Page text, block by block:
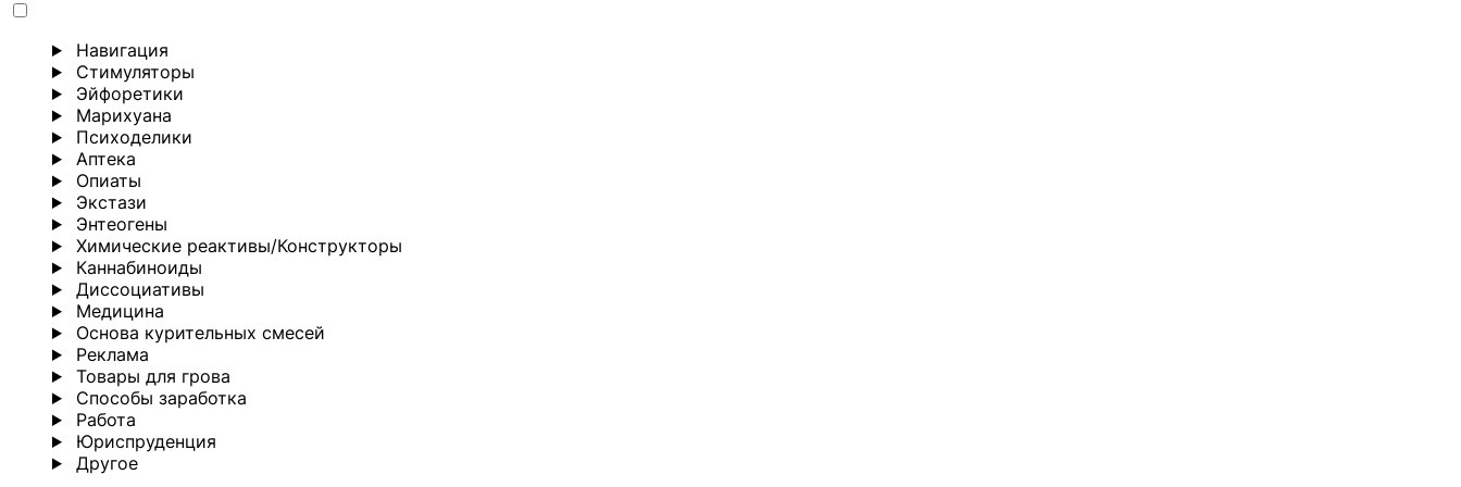
Навигация
Стимуляторы
Эйфоретики
Марихуана
Психоделики
Аптека
Опиаты
Экстази
Энтеогены
Химические реактивы/Конструкторы
Каннабиноиды
Диссоциативы
Медицина
Основа курительных смесей
Реклама
Товары для грова
Способы заработка
Работа
Юриспруденция
Другoе